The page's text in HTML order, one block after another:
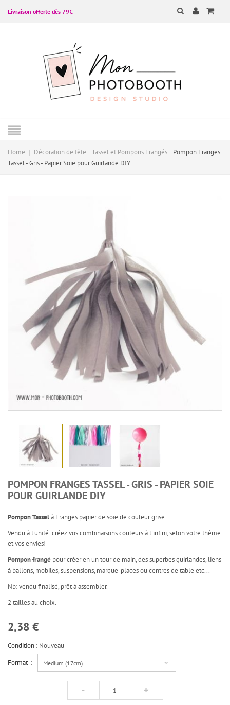
Livraison offerte dès 79€
Home Décoration de fête Tassel et Pompons Frangés
Pompon Franges
Tassel - Gris - Papier Soie pour Guirlande DIY
POMPON FRANGES TASSEL - GRIS - PAPIER SOIE
POUR GUIRLANDE DIY
Pompon Tasselà Franges papier de soie de couleur grise.
Vendu à l'unité: créez vos combinaisons couleurs à l'infini, selon votre thème
et vos envies!
Pompon frangé pour créer en un tour de main, des superbes guirlandes, liens
à ballons, mobiles, suspensions, marque-places ou centres de table etc...
Nb: vendu finalisé, prêt à assembler.
2 tailles au choix.
2,38 €
Condition : Nouveau
Format :
Medium (17cm)